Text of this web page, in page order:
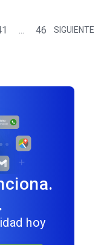
... 46 SIGUIENTE
hoy